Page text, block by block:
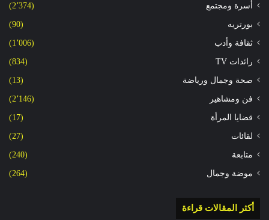
أسرة ومجتمع (2٬374)
بورتريه (90)
ثقافة وأدب (1٬006)
رائدات TV (834)
صحة وجمال ورياضة (13)
فن ومشاهير (2٬146)
قضايا المرأة (17)
لقائات (27)
متابعة (240)
موضة وجمال (264)
أكثر المقالات قراءة